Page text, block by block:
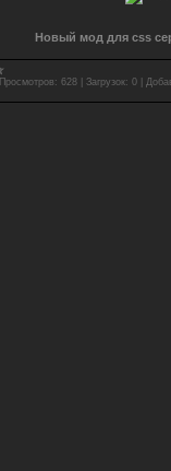
Новый мод для css
Просмотров: 628 Загрузок: 0